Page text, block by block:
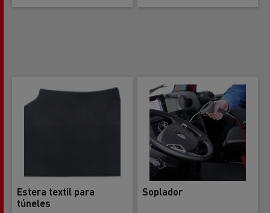
Estera textil para
túneles
Soplador